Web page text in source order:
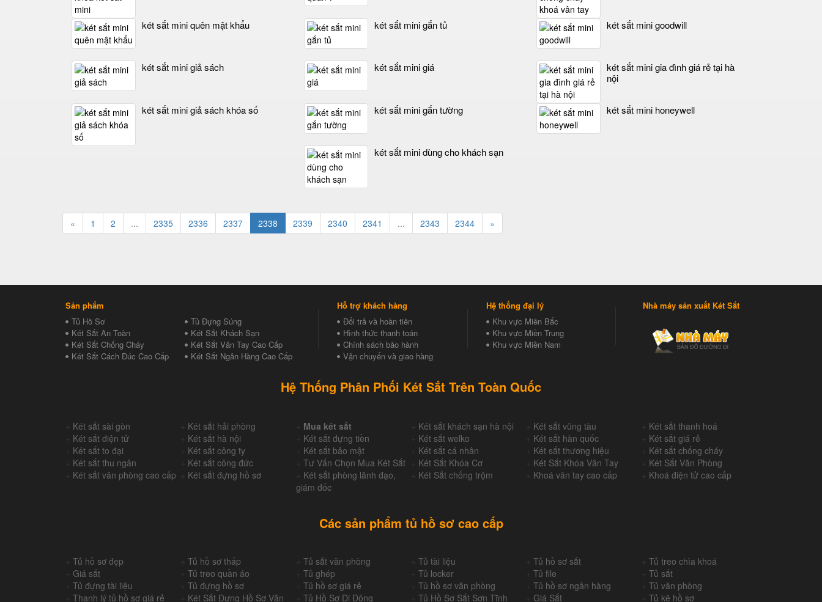
két sắt mini quên mật khẩu két sắt mini gắn tủ két sắt mini goodwill
két sắt mini giả sách két sắt mini giá
két sắt mini gia đình giá rẻ tại hà
nội
két sắt mini giả sách khóa số két sắt mini gắn tường két sắt mini honeywell
két sắt mini dùng cho khách sạn
« 1 2 ... 2335 2336 2337 2338 2339 2340 2341 ... 2343 2344 »
Sản phẩm
Tủ Hồ Sơ
Tủ Đựng Súng
Két Sắt An Toàn
Két Sắt Khách Sạn
Két Sắt Chống Cháy
Két Sắt Vân Tay Cao Cấp
Két Sắt Cách Đúc Cao Cấp
Két Sắt Ngân Hàng Cao Cấp
Hỗ trợ khách hàng
Đổi trả và hoàn tiền
Hình thức thanh toán
Chính sách bảo hành
Vận chuyển và giao hàng
Hệ thống đại lý
Khu vực Miền Bắc
Khu vực Miền Trung
Khu vực Miền Nam
Nhà máy sản xuất Két Sắt
Hệ Thống Phân Phối Két Sắt Trên Toàn Quốc
Két sắt sài gòn Két sắt hải phòng Mua két sắt Két sắt khách sạn hà nội Két sắt vũng tàu
Két sắt thanh hoá
Két sắt điện tử Két sắt hà nội Két sắt đựng tiền Két sắt welko Két sắt hàn quốc
Két sắt giá rẻ
Két sắt to đại Két sắt công ty Két sắt bảo mật Két sắt cá nhân Két sắt thương hiệu
Két sắt chống cháy
Két sắt thu ngân Két sắt công đức Tư Vấn Chọn Mua Két Sắt Két Sắt Khóa Cơ Két Sắt Khóa Vân Tay
Két Sắt Văn Phòng
Két sắt văn phòng cao cấp Két sắt đựng hồ sơ
Két sắt phòng lãnh đạo,
giám đốc
Két Sắt chống trộm Khoá vân tay cao cấp Khoá điện tử cao cấp
Các sản phẩm tủ hồ sơ cao cấp
Tủ hồ sơ đẹp +Tủ hồ sơ thấp Tủ sắt văn phòng Tủ tài liệu +Tủ hồ sơ sắt
Tủ treo chìa khoá
Giá sắt +Tủ treo quần áo Tủ ghép Tủ locker +Tủ file
Tủ sắt
Tủ đựng tài liệu +Tủ đựng hồ sơ Tủ hồ sơ giá rẻ Tủ hồ sơ văn phòng +Tủ hồ sơ ngân hàng
Tủ văn phòng
Thanh lý tủ hồ sơ giá rẻ Két Sắt Đựng Hồ Sơ Văn Tủ Hồ Sơ Di Động Tủ Hồ Sơ Sắt Sơn Tĩnh +Giá Sắt Tủ kệ hồ sơ